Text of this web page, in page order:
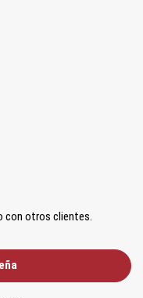
con otros clientes.